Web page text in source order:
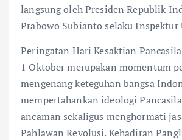
langsung oleh Presiden Republik
Prabowo Subianto selaku Inspektur
Peringatan Hari Kesaktian
1 Oktober merupakan momentum
mengenang keteguhan bangsa
mempertahankan ideologi
ancaman sekaligus menghormati
Pahlawan Revolusi. Kehadiran